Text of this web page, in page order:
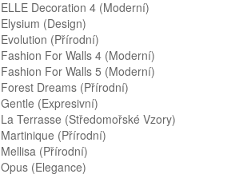
ELLE Decoration 4 (moderní)
Elysium (design)
Evolution (přírodní)
Fashion For Walls 4 (moderní)
Fashion For Walls 5 (moderní)
Forest Dreams (přírodní)
Gentle (expresivní)
La Terrasse (středomořské Vzory)
Martinique (přírodní)
Mellisa (přírodní)
Opus (elegance)